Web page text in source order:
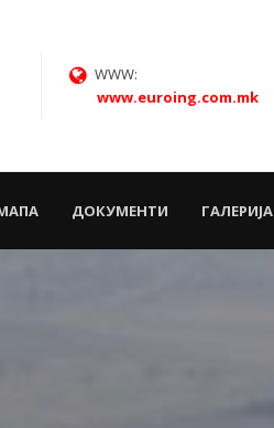
WWW:
www.euroing.com.mk
ДОКУМЕНТИ ГАЛЕРИЈА